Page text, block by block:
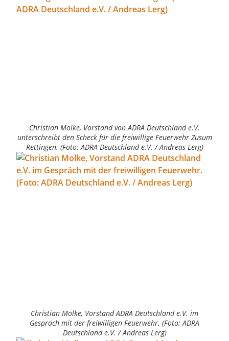
Christian Molke, Vorstand von ADRA Deutschland e.V.
unterschreibt den Scheck für die freiwillige Feuerwehr Zusum
Rettingen. (Foto: ADRA Deutschland e.V. / Andreas Lerg)
Christian Molke, Vorstand ADRA Deutschland e.V. im
Gespräch mit der freiwilligen Feuerwehr. (Foto: ADRA
Deutschland e.V. / Andreas Lerg)